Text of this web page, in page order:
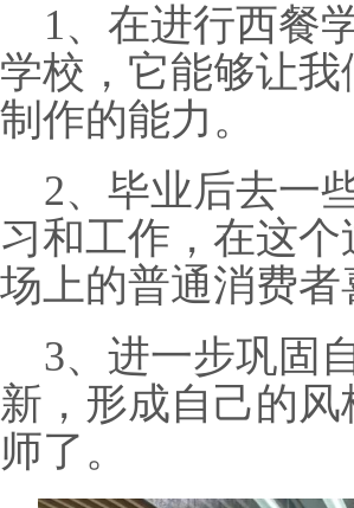
1、在进行西餐
学校，它能够让
制作的能力。
2、毕业后去一
习和工作，在这
场上的普通消费
3、进一步巩固
新，形成自己的
师了。